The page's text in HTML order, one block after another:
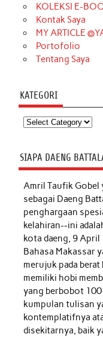
KOLEKSI E-
Kontak Saya
MY ARTICLE
Portofolio
Tentang Saya
KATEGORI
Kategori
SIAPA DAENG
Amril Taufik Gobel
sebagai Daeng
penghargaan
kelahiran--ini
kota daeng, 9 April
Bahasa Makassar
merujuk pada
memiliki hobi
yang berbobot
kumpulan tulisan
kontemplatifnya
disekitarnya, baik